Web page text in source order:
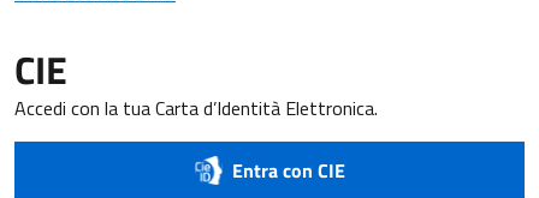
CIE
Accedi con la tua Carta d’Identità Elettronica.
Entra con CIE